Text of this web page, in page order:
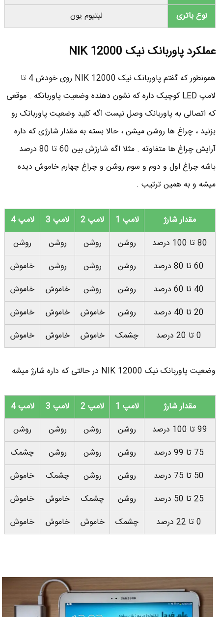
نوع باتری لیتیوم یون
عملکرد پاوربانک نیک NIK 12000
همونطور که گفتم پاوربانک نیک NIK 12000 روی خودش 4 تا
لامپ LED کوچیک داره که نشون دهنده وضعیت پاوربانکه . موقعی
که اتصالی به پاوربانک وصل نیست اگه کلید وضعیت پاوربانک رو
بزنید ، چراغ ها روشن میشن ، حالا بسته به مقدار شارژی که داره
آرایش چراغ ها متفاوته . مثلا اگه شارژش بین 60 تا 80 درصد
باشه چراغ اول و دوم و سوم روشن و چراغ چهارم خاموش دیده
میشه و به همین ترتیب .
مقدار شارژ لامپ 1 لامپ 2 لامپ 3
لامپ 4
80 تا 100 درصد
روشن روشن روشن
روشن
روشن روشن روشن
خاموش
روشن روشن خاموش
خاموش
روشن خاموش خاموش
خاموش
چشمک خاموش خاموش خاموش
وضعیت پاوربانک نیک NIK 12000 در حالتی که داره شارژ میشه
مقدار شارژ لامپ 1 لامپ 2 لامپ 3
لامپ 4
99 تا 100 درصد
روشن روشن روشن
روشن
75 تا 99 درصد
روشن روشن روشن
چشمک
روشن روشن چشمک
خاموش
25 تا 50 درصد
روشن چشمک خاموش
خاموش
چشمک خاموش خاموش خاموش